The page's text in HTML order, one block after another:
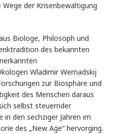
der Krisenbewältigung
Biologe, Philosoph und
des bekannten
Wladimir Wernadskij
zur Biosphäre und
des Menschen daraus
selbst steuernder
den sechziger Jahren im
des „New Age“ hervorging.